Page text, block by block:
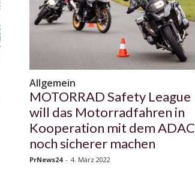
Allgemein
MOTORRAD Safety League
will das Motorradfahren in
Kooperation mit dem ADAC
noch sicherer machen
PrNews24 - 4. März 2022